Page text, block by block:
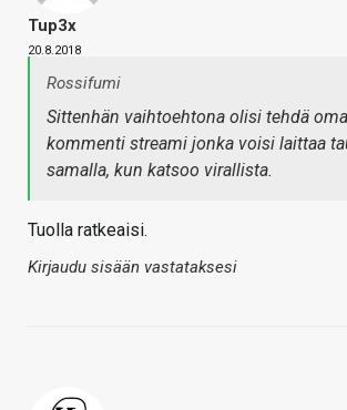
Tup3x
20.8.2018
Rossifumi
Sittenhän vaihtoehtona olisi tehdä
kommenti streami jonka voisi laittaa
samalla, kun katsoo virallista.
Tuolla ratkeaisi.
Kirjaudu sisään vastataksesi